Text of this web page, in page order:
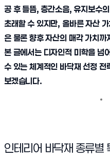
공 후 들뜸, 층간소음, 유지보수
초래할 수 있지만, 올바른 자산
은 물론 향후 자산의 매각 가치
본 글에서는 디자인적 미학을 넘
수 있는 체계적인 바닥재 선정
보겠습니다.
인테리어 바닥재 종류별